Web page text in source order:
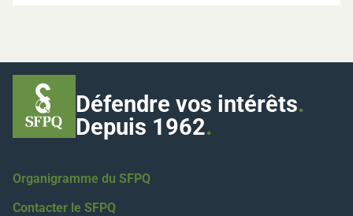
Défendre vos intérêts.
Depuis 1962.
Organigramme du SFPQ
Contacter le SFPQ